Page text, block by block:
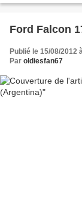
Ford Falcon
Publié le 15/08/2012
Par oldiesfan67